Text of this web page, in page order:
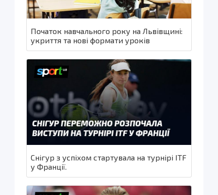
Початок навчального року на Львівщині:
укриття та нові формати уроків
Снігур з успіхом стартувала на турнірі ITF
у Франції.